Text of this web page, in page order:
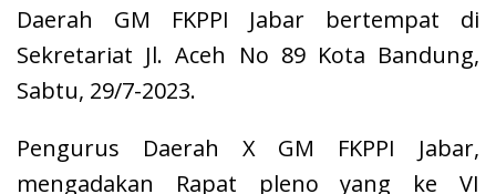
Daerah GM FKPPI Jabar bertempat di
Sekretariat Jl. Aceh No 89 Kota Bandung,
Sabtu, 29/7-2023.
Pengurus Daerah X GM FKPPI Jabar,
mengadakan Rapat pleno yang ke VI